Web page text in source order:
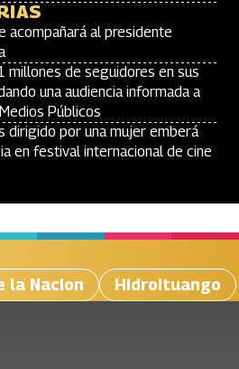
acompañará al presidente
millones de seguidores en sus
una audiencia informada a
Públicos
dirigido por una mujer emberá
en festival internacional de cine
la Nacion
Hidroituango